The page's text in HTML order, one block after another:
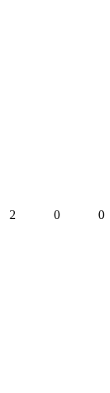
2 0 0